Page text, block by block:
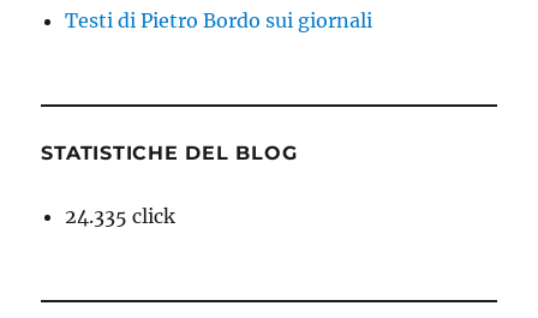
Testi di Pietro Bordo sui giornali
STATISTICHE DEL BLOG
24.335 click